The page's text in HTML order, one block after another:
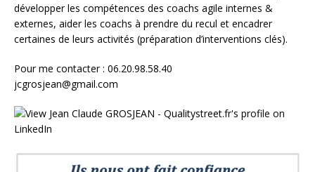
développer les compétences des coachs agile internes &
externes, aider les coachs à prendre du recul et encadrer
certaines de leurs activités (préparation d’interventions clés).
Pour me contacter : 06.20.98.58.40
jcgrosjean@gmail.com